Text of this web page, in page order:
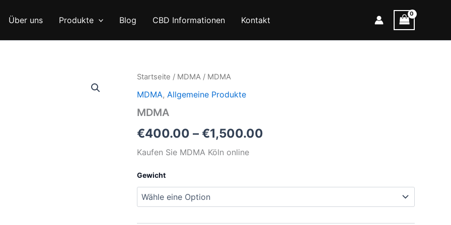
Über uns Produkte Blog CBD Informationen Kontakt
Startseite / MDMA / MDMA
MDMA, Allgemeine Produkte
MDMA
€400.00 – €1,500.00
€1,500.00
Kaufen Sie MDMA Köln online
Gewicht